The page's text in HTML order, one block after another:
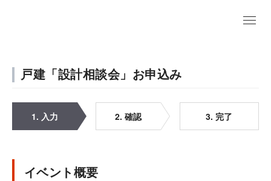
戸建「設計相談会」お申込み
1. 入力 2. 確認 3. 完了
イベント概要